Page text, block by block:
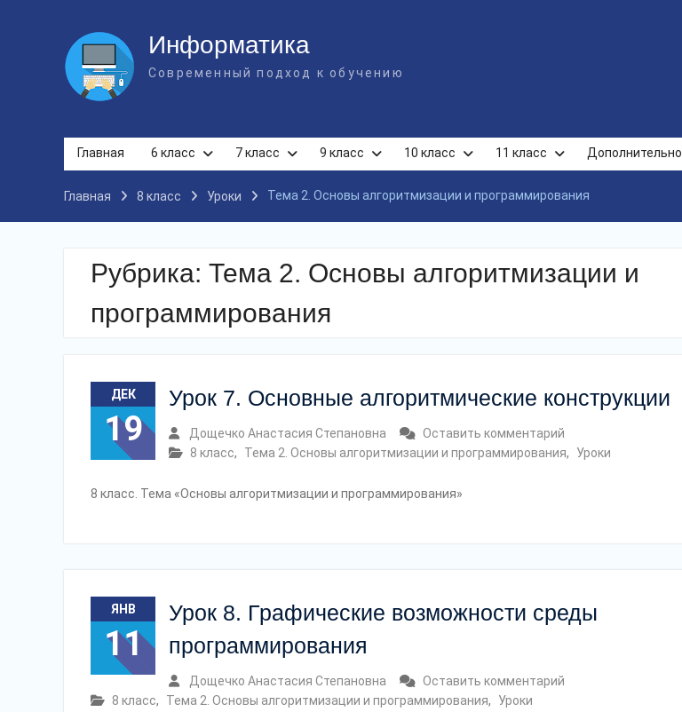
содержимому
Информатика
Современный подход к обучению
Главная 6 класс 7 класс 9 класс 10 класс 11 класс Дополнительно
Главная 8 класс Уроки Тема 2. Основы алгоритмизации и программирования
Рубрика: Тема 2. Основы алгоритмизации и
программирования
ДЕК
19
Урок 7. Основные алгоритмические конструкции
Дощечко Анастасия Степановна
Оставить комментарий
8 класс, Тема 2. Основы алгоритмизации и программирования, Уроки
8 класс. Тема «Основы алгоритмизации и программирования»
ЯНВ
11
Урок 8. Графические возможности среды
программирования
Дощечко Анастасия Степановна
Оставить комментарий
8 класс, Тема 2. Основы алгоритмизации и программирования, Уроки